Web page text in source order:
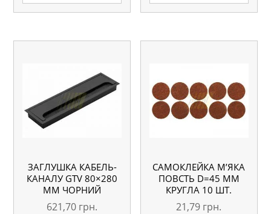
ЗАГЛУШКА КАБЕЛЬ-
КАНАЛУ GTV 80×280
ММ ЧОРНИЙ
621,70 грн.
САМОКЛЕЙКА М’ЯКА
ПОВСТЬ D=45 ММ
КРУГЛА 10 ШТ.
21,79 грн.